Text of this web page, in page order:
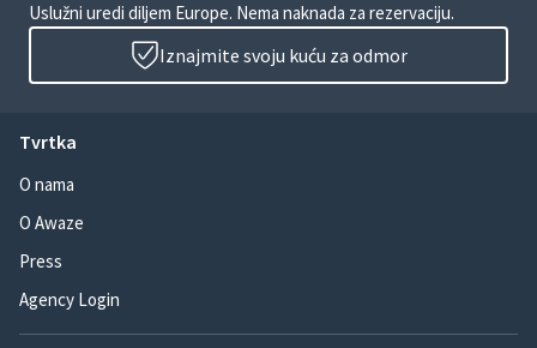
Uslužni uredi diljem Europe. Nema naknada za rezervaciju.
Iznajmite svoju kuću za odmor
Tvrtka
O nama
O Awaze
Press
Agency Login